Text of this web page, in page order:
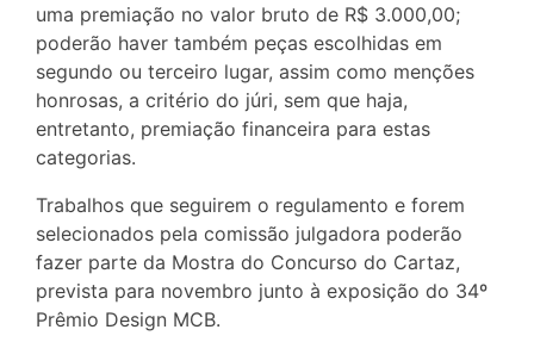
uma premiação no valor bruto de R$ 3.000,00;
poderão haver também peças escolhidas em
segundo ou terceiro lugar, assim como menções
honrosas, a critério do júri, sem que haja,
entretanto, premiação financeira para estas
categorias.
Trabalhos que seguirem o regulamento e forem
selecionados pela comissão julgadora poderão
fazer parte da Mostra do Concurso do Cartaz,
prevista para novembro junto à exposição do 34º
Prêmio Design MCB.